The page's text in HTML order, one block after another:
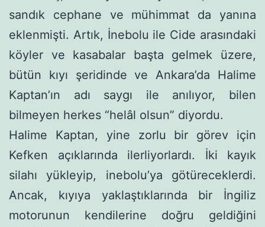
sandık cephane ve mühimmat da yanına
eklenmişti. Artık, İnebolu ile Cide arasındaki
köyler ve kasabalar başta gelmek üzere,
bütün kıyı şeridinde ve Ankara’da Halime
Kaptan’ın adı saygı ile anılıyor, bilen
bilmeyen herkes “helâl ol­sun” diyordu.
Halime Kaptan, yine zorlu bir görev için
Kefken açıklarında ilerliyorlardı. İki kayık
silahı yükleyip, inebolu’ya götüreceklerdi.
Ancak, kıyıya yaklaştıklarında bir İngiliz
motorunun kendilerine doğru geldiğini